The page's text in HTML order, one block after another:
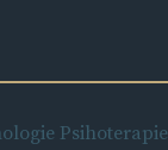
Psihoterapie